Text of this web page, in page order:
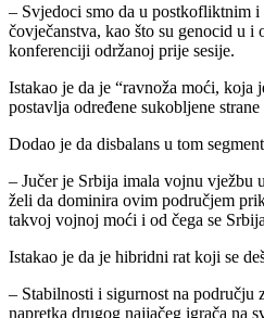
– Svjedoci smo da u postkofliktnim
čovječanstva, kao što su genocid u
konferenciji održanoj prije sesije.
Istakao je da je “ravnoža moći,
postavlja određene sukobljene
Dodao je da disbalans u tom
– Jučer je Srbija imala vojnu vježbu
želi da dominira ovim područjem
takvoj vojnoj moći i od čega se
Istakao je da je hibridni rat koji se
– Stabilnosti i sigurnost na području
napretka drugog najjačeg igrača na